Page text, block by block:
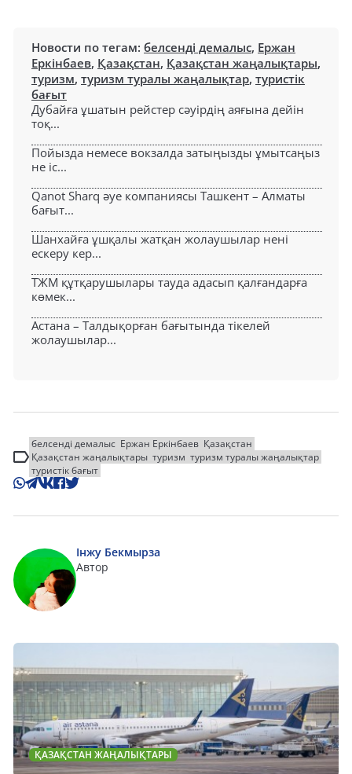
Новости по тегам: белсенді демалыс, Ержан
Еркінбаев, Қазақстан, Қазақстан жаңалықтары,
туризм, туризм туралы жаңалықтар, туристік
бағыт
Дубайға ұшатын рейстер сәуірдің аяғына дейін
тоқ...
Пойызда немесе вокзалда затыңызды ұмытсаңыз
не іс...
Qanot Sharq әуе компаниясы Ташкент – Алматы
бағыт...
Шанхайға ұшқалы жатқан жолаушылар нені
ескеру кер...
ТЖМ құтқарушылары тауда адасып қалғандарға
көмек...
Астана – Талдықорған бағытында тікелей
жолаушылар...
белсенді демалыс Ержан Еркінбаев Қазақстан
Қазақстан жаңалықтары туризм туризм туралы жаңалықтар
туристік бағыт
Інжу Бекмырза
Автор
ҚАЗАҚСТАН ЖАҢАЛЫҚТАРЫ